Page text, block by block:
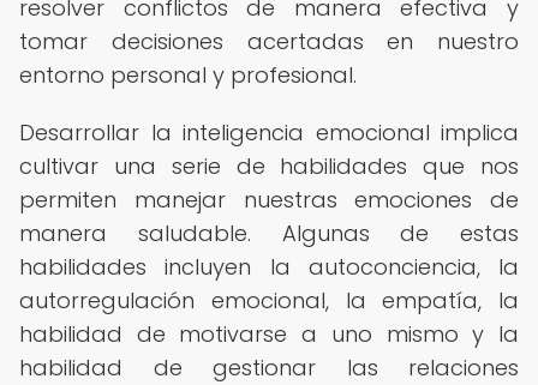
resolver conflictos de manera efectiva y
tomar decisiones acertadas en nuestro
entorno personal y profesional.
Desarrollar la inteligencia emocional implica
cultivar una serie de habilidades que nos
permiten manejar nuestras emociones de
manera saludable. Algunas de estas
habilidades incluyen la autoconciencia, la
autorregulación emocional, la empatía, la
habilidad de motivarse a uno mismo y la
habilidad de gestionar las relaciones